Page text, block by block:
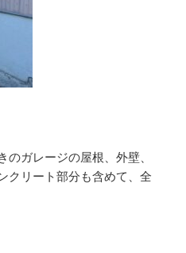
ガレージの屋根、外壁、
クリート部分も含めて、全